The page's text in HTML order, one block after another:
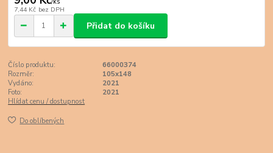
7,44 Kč bez DPH
Přidat do košíku
Číslo produktu:
66000374
Rozměr:
105x148
Vydáno:
2021
Foto:
2021
Hlídat cenu / dostupnost
Do oblíbených